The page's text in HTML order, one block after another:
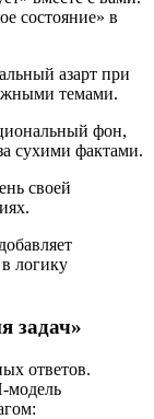
состояние» в
азарт при
темами.
фон,
сухими фактами.
своей
логику
задач»
ответов.
модель